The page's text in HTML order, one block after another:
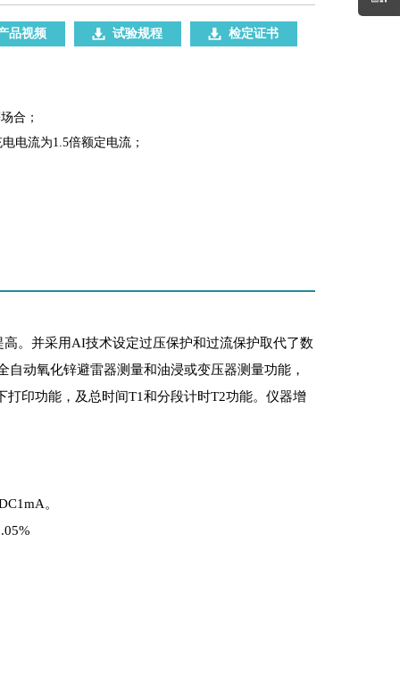
品视频 试验规程 检定证书
合；
电流为1.5倍额定电流；
。并采用AI技术设定过压保护和过流保护取代了数
动氧化锌避雷器测量和油浸或变压器测量功能，
印功能，及总时间T1和分段计时T2功能。仪器增
。